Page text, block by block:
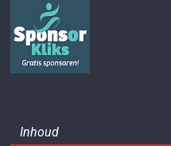
Inhoud